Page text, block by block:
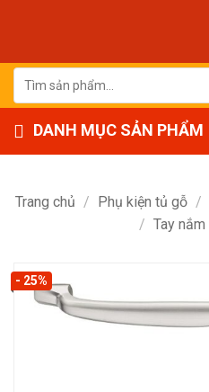
dung
Tìm
kiếm:
DANH MỤC SẢN PHẨM
Trang chủ / Phụ kiện tủ gỗ /
/ Tay
- 25%